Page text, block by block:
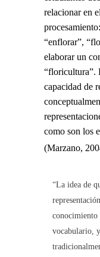
relacionar en
“enflorar”,
elaborar un
“floricultura”.
capacidad de
como son los
(Marzano,
“La idea de
conocimiento
vocabulario,